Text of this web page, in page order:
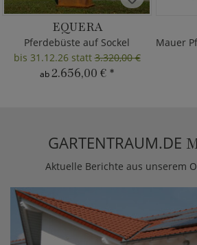
EQUERA
Pferdebüste auf Sockel
bis 31.12.26 statt3.320,00 €
ab2.656,00 € *
GARTENTRAUM.DE
Aktuelle Berichte aus unserem